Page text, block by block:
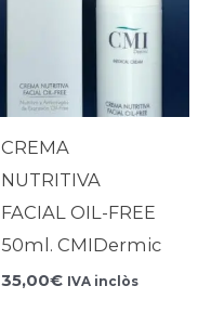
CREMA
NUTRITIVA
FACIAL OIL-FREE
50ml. CMIDermic
35,00€ IVA inclòs